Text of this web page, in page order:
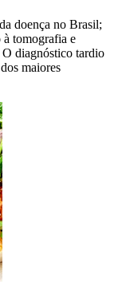
doença no Brasil;
à tomografia e
O diagnóstico tardio
maiores